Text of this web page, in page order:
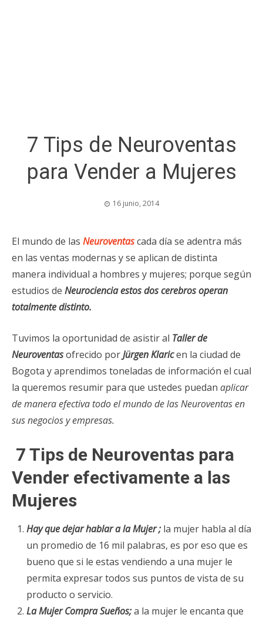
7 Tips de Neuroventas
para Vender a Mujeres
16 junio, 2014
El mundo de las Neuroventascada día se adentra más
en las ventas modernas y se aplican de distinta
manera individual a hombres y mujeres; porque según
estudios de Neurociencia estos dos cerebros operan
totalmente distinto.
Tuvimos la oportunidad de asistir al Taller de
Neuroventasofrecido porJürgen Klaricen la ciudad de
Bogota y aprendimos toneladas de información el cual
la queremos resumir para que ustedes puedan aplicar
de manera efectiva todo el mundo de las Neuroventas en
sus negocios y empresas.
7 Tips de Neuroventas para
Vender efectivamente a las
Mujeres
Hay que dejar hablar a la Mujer ; la mujer habla al día
un promedio de 16 mil palabras, es por eso que es
bueno que si le estas vendiendo a una mujer le
permita expresar todos sus puntos de vista de su
producto o servicio.
La Mujer Compra Sueños;a la mujer le encanta que